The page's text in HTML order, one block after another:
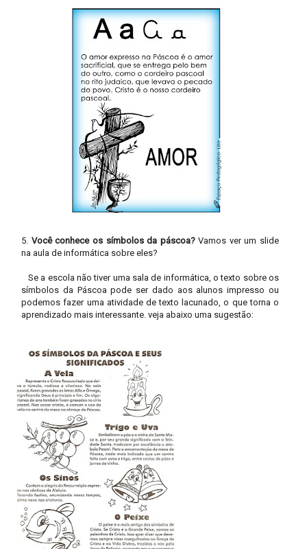
5. Você conhece os símbolos da páscoa?Vamos ver um slide
na aula de informática sobre eles?
Se a escola não tiver uma sala de informática, o texto sobre os
símbolos da Páscoa pode ser dado aos alunos impresso ou
podemos fazer uma atividade de texto lacunado, o que torna o
aprendizado mais interessante. veja abaixo uma sugestão: